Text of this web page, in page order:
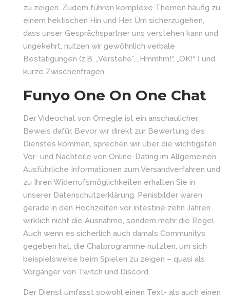
zu zeigen. Zudem führen komplexe Themen häufig zu
einem hektischen Hin und Her. Um sicherzugehen,
dass unser Gesprächspartner uns verstehen kann und
ungekehrt, nutzen wir gewöhnlich verbale
Bestätigungen (z.B. „Verstehe”, „Hmmhm!“, „OK!“ ) und
kurze Zwischenfragen.
Funyo One On One Chat
Der Videochat von Omegle ist ein anschaulicher
Beweis dafür. Bevor wir direkt zur Bewertung des
Dienstes kommen, sprechen wir über die wichtigsten
Vor- und Nachteile von Online-Dating im Allgemeinen.
Ausführliche Informationen zum Versandverfahren und
zu Ihren Widerrufsmöglichkeiten erhalten Sie in
unserer Datenschutzerklärung. Penisbilder waren
gerade in den Hochzeiten vor intestine zehn Jahren
wirklich nicht die Ausnahme, sondern mehr die Regel.
Auch wenn es sicherlich auch damals Communitys
gegeben hat, die Chatprogramme nutzten, um sich
beispielsweise beim Spielen zu zeigen – quasi als
Vorgänger von Twitch und Discord.
Der Dienst umfasst sowohl einen Text- als auch einen